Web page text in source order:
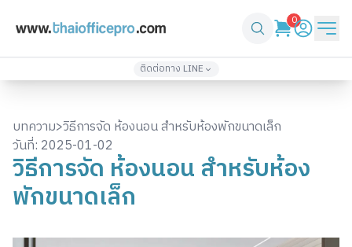
0
ติดต่อทาง LINE
02-571-4933
086-361-1232
เพิ่มเพื่อน
@top3
เพิ่มเพื่อน
thaiofficepro4
บทความ>วิธีการจัด ห้องนอน สำหรับห้องพักขนาดเล็ก
วันที่: 2025-01-02
วิธีการจัด ห้องนอน สำหรับห้อง
พักขนาดเล็ก